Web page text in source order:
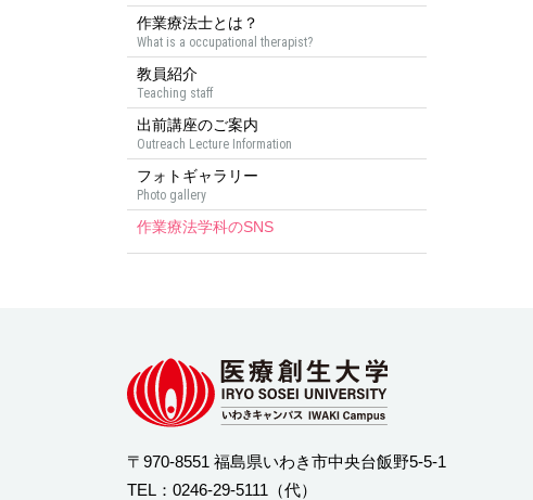
作業療法士とは？
What is a occupational therapist?
教員紹介
Teaching staff
出前講座のご案内
Outreach Lecture Information
フォトギャラリー
Photo gallery
作業療法学科のSNS
〒970-8551 福島県いわき市中央台飯野5-5-1
TEL： 0246-29-5111 （代）